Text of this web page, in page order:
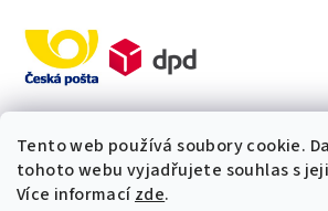
Tento web používá soubory cookie.
tohoto webu vyjadřujete souhlas s
Více informacízde.
Platby